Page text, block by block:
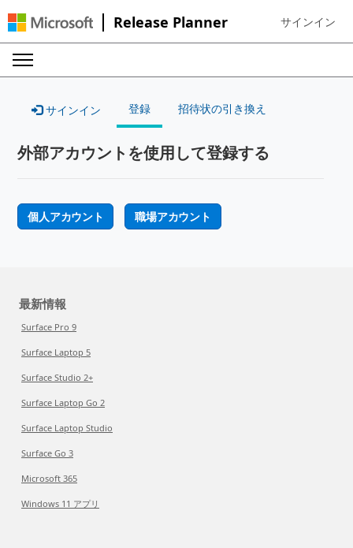
Release Planner Sign in to
サインイン
サインイン 登録 招待状の引き換え
外部アカウントを使用して登録する
個人アカウント 職場アカウント
最新情報
Surface Pro 9
Surface Laptop 5
Surface Studio 2+
Surface Laptop Go 2
Surface Laptop Studio
Surface Go 3
Microsoft 365
Windows 11 アプリ